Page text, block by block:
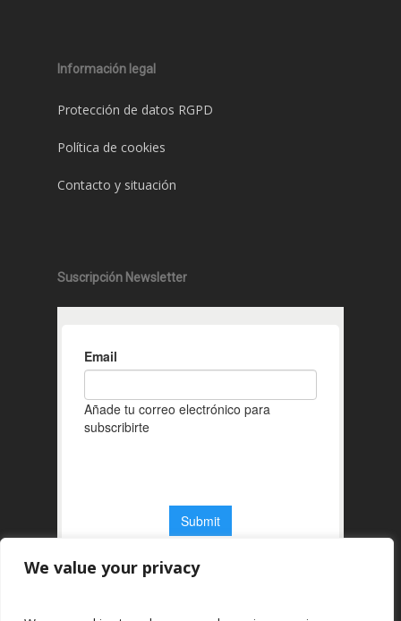
We value your privacy
Información legal
Protección de datos RGPD
Política de cookies
Contacto y situación
Suscripción Newsletter